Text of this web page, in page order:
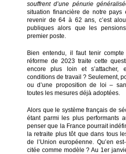
souffrent d’une pénurie
situation financière de notre
revenir de 64 à 62 ans, c’est
publiques alors que les
premier poste.
Bien entendu, il faut tenir
réforme de 2023 traite cette
encore plus loin et s’attacher,
conditions de travail ? Seulement,
ou d’une proposition de loi –
toutes les mesures déjà adoptées.
Alors que le système français de
étant parmi les plus performants
penser que la France pourrait
la retraite plus tôt que dans tous
de l’Union européenne. Qu’en
citée comme modèle ? Au 1er